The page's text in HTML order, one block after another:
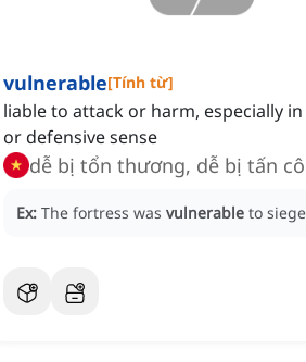
vulnerable[Tính từ]
liable to attack or harm, especially
or defensive sense
dễ bị tổn thương, dễ bị tấn
Ex: The fortress was vulnerable to